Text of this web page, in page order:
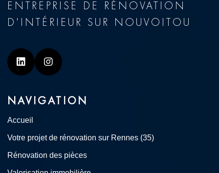
ENTREPRISE DE RÉNOVATION
D'INTÉRIEUR SUR NOUVOITOU
Linkedin Instagram
NAVIGATION
Accueil
Votre projet de rénovation sur Rennes (35)
Rénovation des pièces